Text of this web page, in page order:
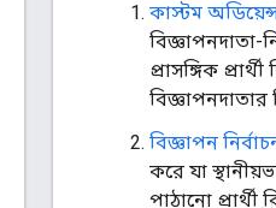
কাস্টম
বিজ্ঞাপনদাতা-
প্রাসঙ্গিক
বিজ্ঞাপনদাতার
বিজ্ঞাপন
করে যা
পাঠানো